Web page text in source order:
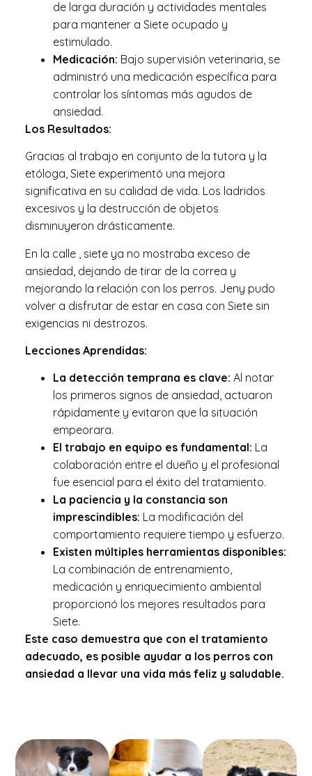
de larga duración y actividades mentales
para mantener a Siete ocupado y
estimulado.
Medicación: Bajo supervisión veterinaria, se
administró una medicación específica para
controlar los síntomas más agudos de
ansiedad.
Los Resultados:
Gracias al trabajo en conjunto de la tutora y la
etóloga, Siete experimentó una mejora
significativa en su calidad de vida. Los ladridos
excesivos y la destrucción de objetos
disminuyeron drásticamente.
En la calle , siete ya no mostraba exceso de
ansiedad, dejando de tirar de la correa y
mejorando la relación con los perros. Jeny pudo
volver a disfrutar de estar en casa con Siete sin
exigencias ni destrozos.
Lecciones Aprendidas:
La detección temprana es clave: Al notar
los primeros signos de ansiedad, actuaron
rápidamente y evitaron que la situación
empeorara.
El trabajo en equipo es fundamental: La
colaboración entre el dueño y el profesional
fue esencial para el éxito del tratamiento.
La paciencia y la constancia son
imprescindibles: La modificación del
comportamiento requiere tiempo y esfuerzo.
Existen múltiples herramientas disponibles:
La combinación de entrenamiento,
medicación y enriquecimiento ambiental
proporcionó los mejores resultados para
Siete.
Este caso demuestra que con el tratamiento
adecuado, es posible ayudar a los perros con
ansiedad a llevar una vida más feliz y saludable.